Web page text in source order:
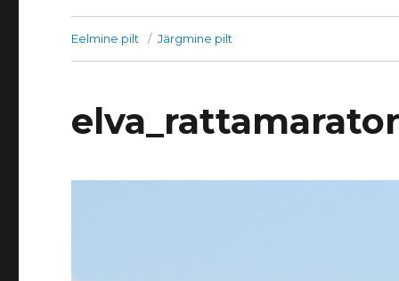
Eelmine pilt Järgmine pilt